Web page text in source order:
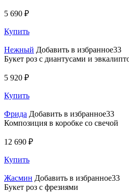
5 690 ₽
Купить
Нежный Добавить в избранное33
Букет роз с диантусами и
5 920 ₽
Купить
Фрида Добавить в избранное33
Композиция в коробке со свечой
12 690 ₽
Купить
Жасмин Добавить в избранное33
Букет роз с фрезиями